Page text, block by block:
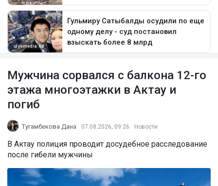
Мужчина сорвался с балкона 12-го
этажа многоэтажки в Актау и
погиб
Тугамбекова Дана 07.08.2026, 09:26 Новости
В Актау полиция проводит досудебное расследование
после гибели мужчины